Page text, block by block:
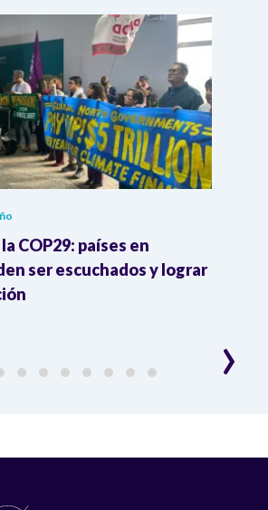
COP29: países en
ser escuchados y lograr
›